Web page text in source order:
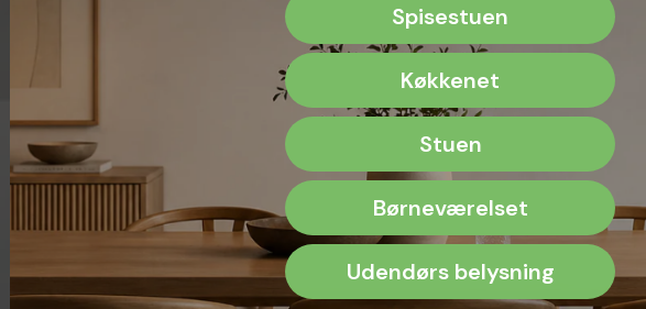
Spisestuen
Køkkenet
Stuen
Børneværelset
Udendørs belysning